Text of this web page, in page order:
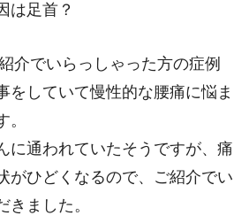
は足首？
介でいらっしゃった方の症例
をしていて慢性的な腰痛に悩ま
に通われていたそうですが、痛
がひどくなるので、ご紹介でい
きました。